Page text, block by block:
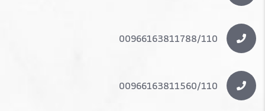
00966163811788/110
00966163811560/110